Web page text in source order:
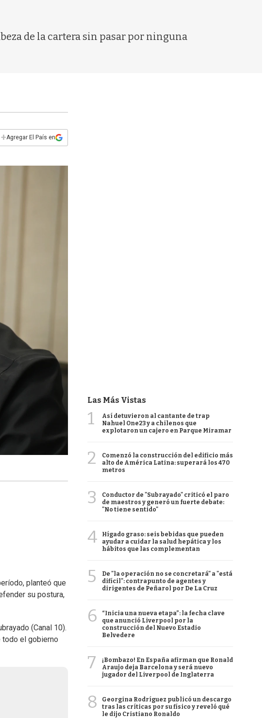
de la cartera sin pasar por ninguna
+Agregar El País en
planteó que
su postura,
(Canal 10).
el gobierno
Las Más Vistas
1
Así detuvieron al cantante de trap
Nahuel One23 y a chilenos que
explotaron un cajero en Parque Miramar
2
Comenzó la construcción del edificio más
alto de América Latina: superará los 470
metros
3
Conductor de "Subrayado" criticó el paro
de maestros y generó un fuerte debate:
"No tiene sentido"
4
Hígado graso: seis bebidas que pueden
ayudar a cuidar la salud hepática y los
hábitos que las complementan
5
De "la operación no se concretará" a "está
difícil": contrapunto de agentes y
dirigentes de Peñarol por De La Cruz
6
“Inicia una nueva etapa”: la fecha clave
que anunció Liverpool por la
construcción del Nuevo Estadio
Belvedere
7
¡Bombazo! En España afirman que Ronald
Araujo deja Barcelona y será nuevo
jugador del Liverpool de Inglaterra
8
Georgina Rodríguez publicó un descargo
tras las críticas por su físico y reveló qué
le dijo Cristiano Ronaldo